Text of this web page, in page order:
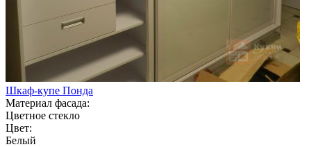
Шкаф-купе Понда
Материал фасада:
Цветное стекло
Цвет:
Белый